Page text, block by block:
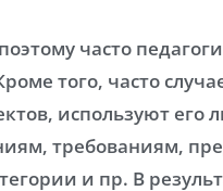
часто
того, часто
используют его
требованиям,
и пр. В